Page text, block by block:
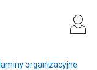
organizacyjne